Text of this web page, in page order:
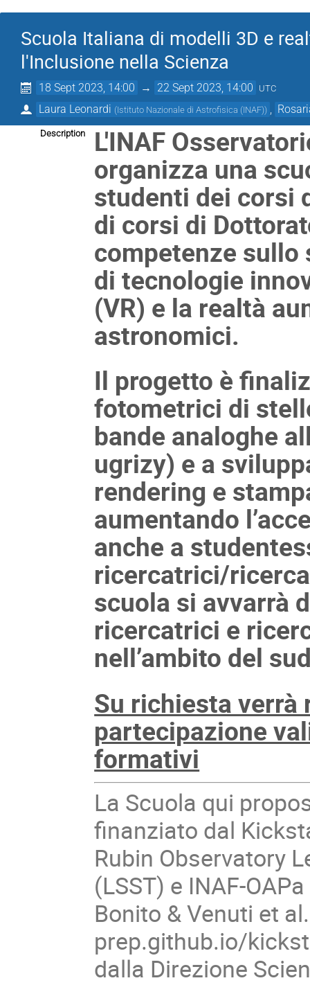
Scuola Italiana di modelli 3D e
l'Inclusione nella Scienza
18 Sept 2023, 14:00 → 22 Sept 2023, 14:00 UTC
Laura Leonardi (Istituto Nazionale di Astrofisica (INAF))
Description
L'INAF
organizza una
studenti dei corsi
di corsi di
competenze sullo
di tecnologie
(VR) e la realtà
astronomici.
Il progetto è
fotometrici di
bande analoghe
ugrizy) e a
rendering e
aumentando
anche a
ricercatrici/
scuola si avvarrà
ricercatrici e
nell’ambito del
Su richiesta
partecipazione
formativi
La Scuola qui
finanziato dal
Rubin Observatory
(LSST) e INAF-
Bonito & Venuti et
prep.github.io/
dalla Direzione